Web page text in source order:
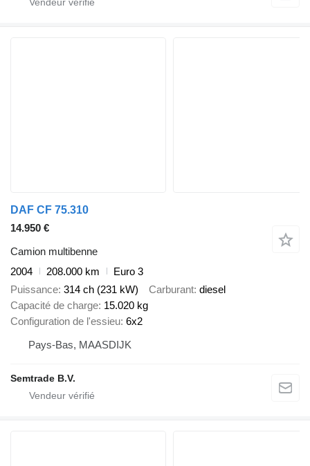
DAF CF 75.310
14.950 €
Camion multibenne
2004
208.000 km
Euro 3
Puissance 314 ch (231 kW) Carburant diesel
Capacité de charge 15.020 kg
Configuration de l'essieu 6x2
Pays-Bas, MAASDIJK
Semtrade B.V.